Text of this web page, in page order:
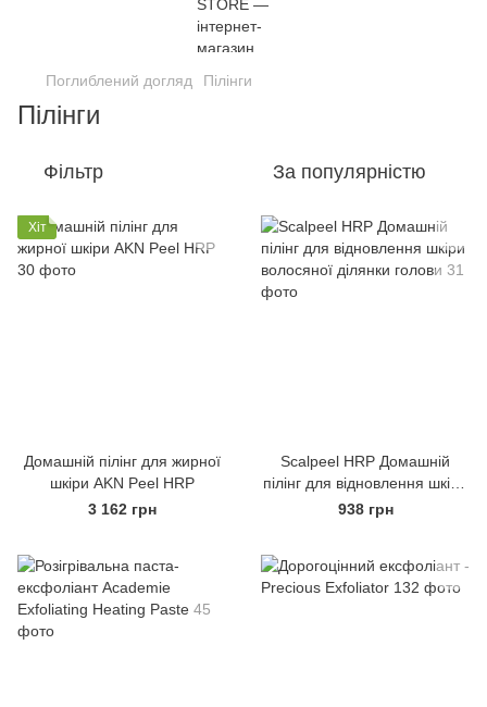
Поглиблений догляд Пілінги
Пілінги
Фільтр За популярністю
Хіт
Домашній пілінг для жирної
шкіри AKN Peel HRP
3 162 грн
Scalpeel HRP Домашній
пілінг для відновлення шкіри
волосяної ділянки голови
938 грн